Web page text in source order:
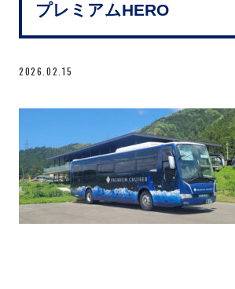
プレミアムHERO
2026.02.15